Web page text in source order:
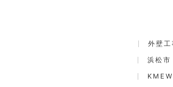
外壁工
浜松市
KMEW